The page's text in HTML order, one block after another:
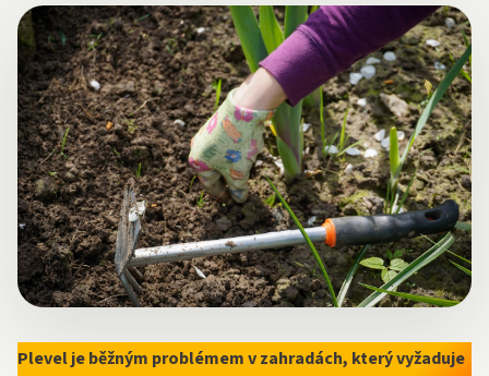
Plevel je běžným problémem v zahradách, který vyžaduje